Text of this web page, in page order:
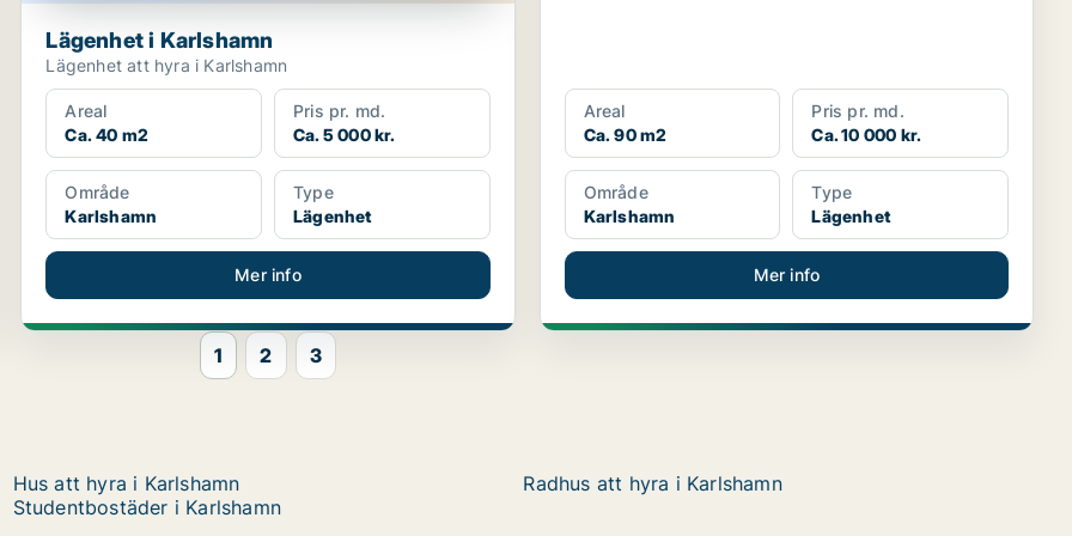
Lägenhet i Karlshamn
Lägenhet att hyra i Karlshamn
Areal
Ca. 40 m2
Pris pr. md.
Ca. 5 000 kr.
Område
Karlshamn
Type
Lägenhet
Mer info
Areal
Ca. 90 m2
Pris pr. md.
Ca. 10 000 kr.
Område
Karlshamn
Type
Lägenhet
Mer info
1 2 3
Hus att hyra i Karlshamn
Radhus att hyra i Karlshamn
Studentbostäder i Karlshamn